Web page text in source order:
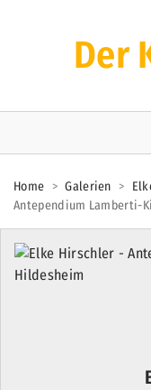
Der
Home > Galerien >
Antependium Lamberti-